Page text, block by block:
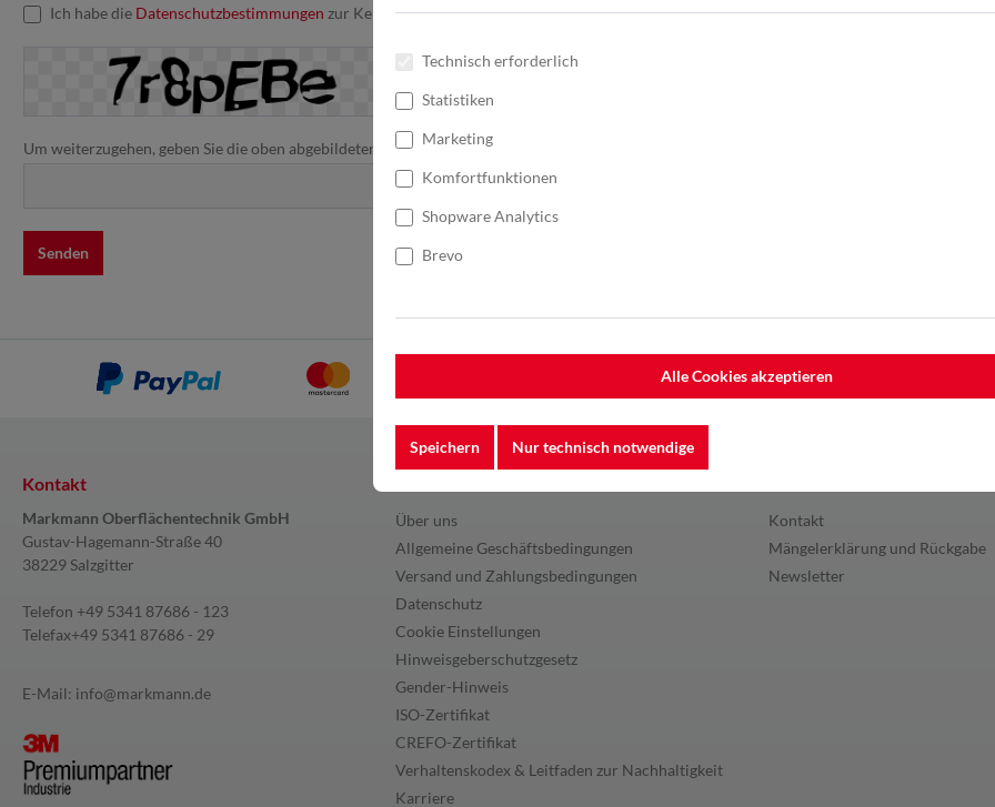
Ich habe die Datenschutzbestimmungen zur Kenntnis genommen und erkenne diese an. *
Um weiterzugehen, geben Sie die oben abgebildeten Zeichen ein*
Senden
Kontakt
Markmann Oberflächentechnik GmbH
Gustav-Hagemann-Straße 40
38229 Salzgitter
Telefon +49 5341 87686 - 123
Telefax+49 5341 87686 - 29
E-Mail: info@markmann.de
Über uns
Allgemeine Geschäftsbedingungen
Versand und Zahlungsbedingungen
Datenschutz
Cookie Einstellungen
Hinweisgeberschutzgesetz
Gender-Hinweis
ISO-Zertifikat
CREFO-Zertifikat
Verhaltenskodex & Leitfaden zur Nachhaltigkeit
Karriere
Kontakt
Mängelerklärung und Rückgabe
Newsletter
Technisch erforderlich
Statistiken
Marketing
Komfortfunktionen
Shopware Analytics
Brevo
Alle Cookies akzeptieren
Speichern Nur technisch notwendige